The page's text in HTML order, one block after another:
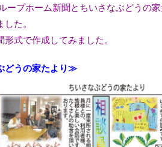
ープホーム新聞とちいさなぶどうの
た。
式で作成してみました。
どうの家たより≫